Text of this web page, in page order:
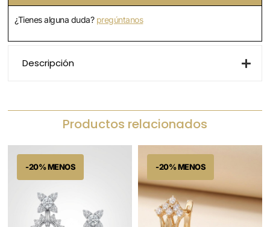
¿Tienes alguna duda? pregúntanos
Descripción
Productos relacionados